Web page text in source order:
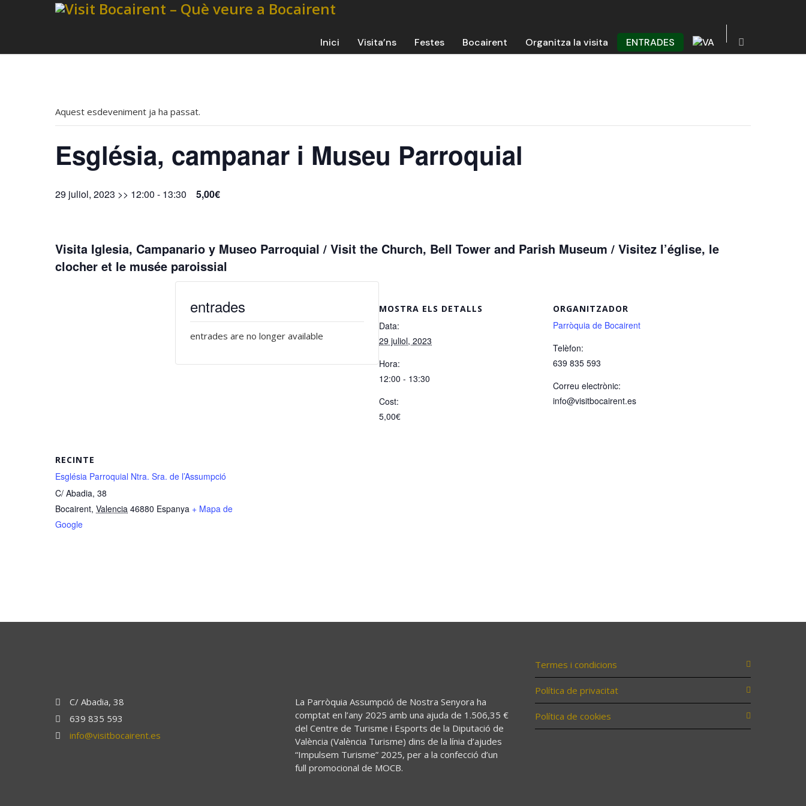
Inici Visita’ns Festes Bocairent Organitza la visita ENTRADES
Aquest esdeveniment ja ha passat.
Església, campanar i Museu Parroquial
29 juliol, 2023 >> 12:00 - 13:30 5,00€
Visita Iglesia, Campanario y Museo Parroquial / Visit the Church, Bell Tower and Parish Museum / Visitez l’église, le
clocher et le musée paroissial
MOSTRA ELS DETALLS
Data:
29 juliol, 2023
Hora:
12:00 - 13:30
Cost:
5,00€
ORGANITZADOR
Parròquia de Bocairent
Telèfon:
639 835 593
Correu electrònic:
info@visitbocairent.es
RECINTE
Església Parroquial Ntra. Sra. de l’Assumpció
C/ Abadia, 38
Bocairent, Valencia 46880 Espanya + Mapa de
Google
entrades
entrades are no longer available
C/ Abadia, 38
639 835 593
info@visitbocairent.es
La Parròquia Assumpció de Nostra Senyora ha
comptat en l’any 2025 amb una ajuda de 1.506,35 €
del Centre de Turisme i Esports de la Diputació de
València (València Turisme) dins de la línia d’ajudes
“Impulsem Turisme” 2025, per a la confecció d’un
full promocional de MOCB.
Termes i condicions
Política de privacitat
Política de cookies